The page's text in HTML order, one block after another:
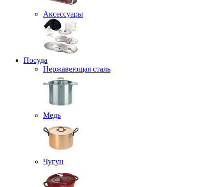
Аксессуары
Посуда
Нержавеющая сталь
Медь
Чугун